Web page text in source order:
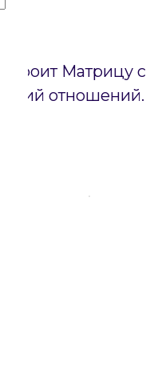
Матрицу
отношений.